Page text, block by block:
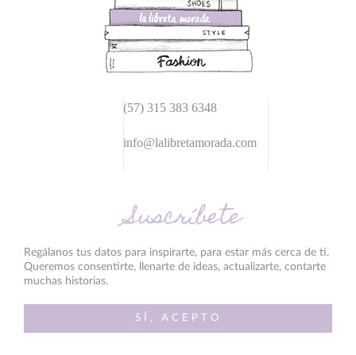
(57) 315 383 6348
info@lalibretamorada.com
Suscríbete
Regálanos tus datos para inspirarte, para estar más cerca de ti.
Queremos consentirte, llenarte de ideas, actualizarte, contarte
muchas historias.
SÍ, ACEPTO